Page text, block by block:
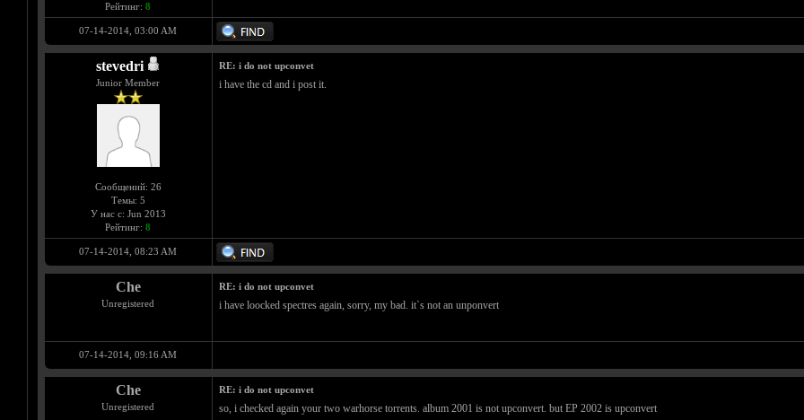
Рейтинг: 8
07-14-2014, 03:00 AM
stevedri
Junior Member
Сообщений: 26
Темы: 5
У нас с: Jun 2013
Рейтинг: 8
RE: i do not upconvet
i have the cd and i post it.
07-14-2014, 08:23 AM
Che
Unregistered
RE: i do not upconvet
i have loocked spectres again, sorry, my bad. it`s not an unponvert
07-14-2014, 09:16 AM
Che
Unregistered
RE: i do not upconvet
so, i checked again your two warhorse torrents. album 2001 is not upconvert. but EP 2002 is upconvert